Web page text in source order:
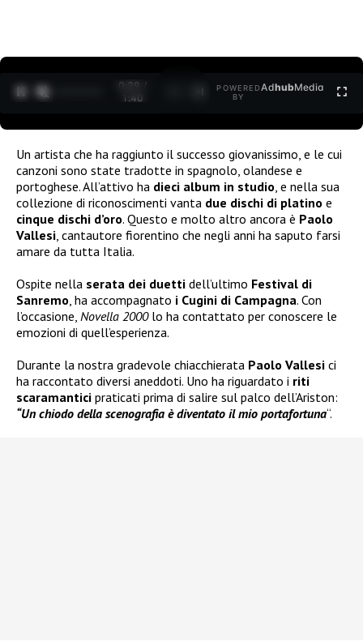
0:30 /
1:40
POWERED
BY
AdhubMedia
Un artista che ha raggiunto il successo giovanissimo, e le cui
canzoni sono state tradotte in spagnolo, olandese e
portoghese. All’attivo ha dieci album in studio , e nella sua
collezione di riconoscimenti vanta due dischi di platino e
cinque dischi d’oro. Questo e molto altro ancora è Paolo
Vallesi , cantautore fiorentino che negli anni ha saputo farsi
amare da tutta Italia.
Ospite nella serata dei duetti dell’ultimo Festival di
Sanremo , ha accompagnato i Cugini di Campagna. Con
l’occasione, Novella 2000lo ha contattato per conoscere le
emozioni di quell’esperienza.
Durante la nostra gradevole chiacchierata Paolo Vallesi ci
ha raccontato diversi aneddoti. Uno ha riguardato i riti
scaramantici praticati prima di salire sul palco dell’Ariston:
“Un chiodo della scenografia è diventato il mio portafortuna“.